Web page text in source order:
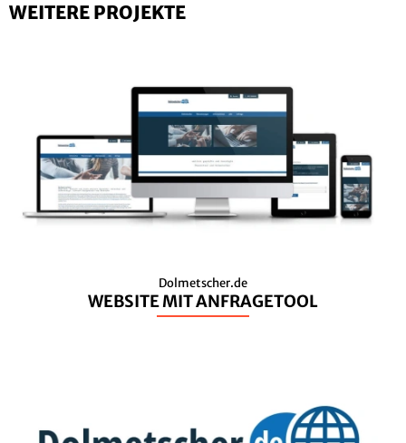
WEITERE PROJEKTE
Dolmetscher.de
WEBSITE MIT ANFRAGETOOL